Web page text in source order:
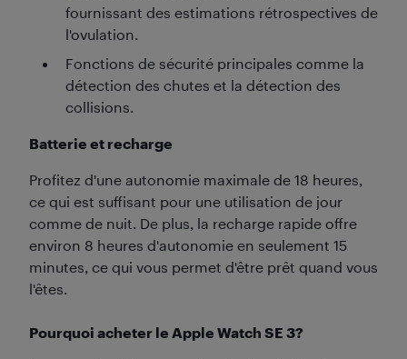
fournissant des estimations rétrospectives de
l'ovulation.
Fonctions de sécurité principales comme la
détection des chutes et la détection des
collisions.
Batterie et recharge
Profitez d'une autonomie maximale de 18 heures,
ce qui est suffisant pour une utilisation de jour
comme de nuit. De plus, la recharge rapide offre
environ 8 heures d'autonomie en seulement 15
minutes, ce qui vous permet d'être prêt quand vous
l'êtes.
Pourquoi acheter le Apple Watch SE 3?